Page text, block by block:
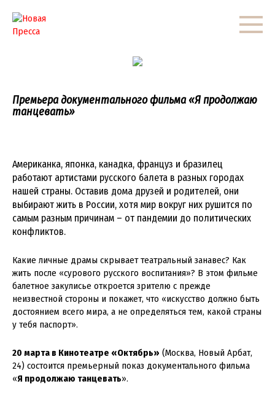
контенту
Премьера документального фильма «Я продолжаю
танцевать»
Американка, японка, канадка, француз и бразилец
работают артистами русского балета в разных городах
нашей страны. Оставив дома друзей и родителей, они
выбирают жить в России, хотя мир вокруг них рушится по
самым разным причинам – от пандемии до политических
конфликтов.
Какие личные драмы скрывает театральный занавес? Как
жить после «сурового русского воспитания»? В этом фильме
балетное закулисье откроется зрителю с прежде
неизвестной стороны и покажет, что «искусство должно быть
достоянием всего мира, а не определяться тем, какой страны
у тебя паспорт».
20 марта в Кинотеатре «Октябрь» (Москва, Новый Арбат,
24) состоится премьерный показ документального фильма
«Я продолжаю танцевать».